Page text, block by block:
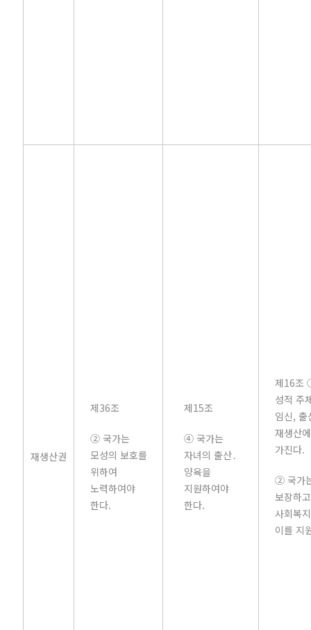
재생산권
제36조
② 국가는
모성의 보호를
위하여
노력하여야
한다.
제15조
④ 국가는
자녀의 출산․
양육을
지원하여야
한다.
제16조
성적 주
임신, 출
재생산
가진다.
② 국가
보장하
사회복
이를 지